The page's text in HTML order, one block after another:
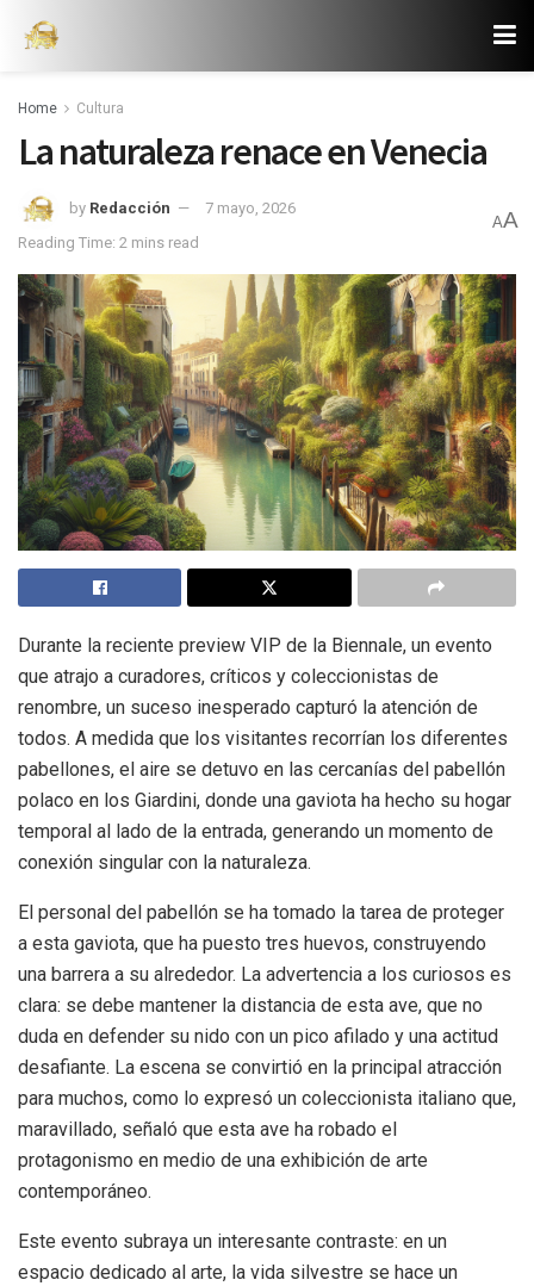
Home Cultura
La naturaleza renace en Venecia
by Redacción
7 mayo, 2026
Reading Time: 2 mins read
AA
Durante la reciente preview VIP de la Biennale, un evento
que atrajo a curadores, críticos y coleccionistas de
renombre, un suceso inesperado capturó la atención de
todos. A medida que los visitantes recorrían los diferentes
pabellones, el aire se detuvo en las cercanías del pabellón
polaco en los Giardini, donde una gaviota ha hecho su hogar
temporal al lado de la entrada, generando un momento de
conexión singular con la naturaleza.
El personal del pabellón se ha tomado la tarea de proteger
a esta gaviota, que ha puesto tres huevos, construyendo
una barrera a su alrededor. La advertencia a los curiosos es
clara: se debe mantener la distancia de esta ave, que no
duda en defender su nido con un pico afilado y una actitud
desafiante. La escena se convirtió en la principal atracción
para muchos, como lo expresó un coleccionista italiano que,
maravillado, señaló que esta ave ha robado el
protagonismo en medio de una exhibición de arte
contemporáneo.
Este evento subraya un interesante contraste: en un
espacio dedicado al arte, la vida silvestre se hace un